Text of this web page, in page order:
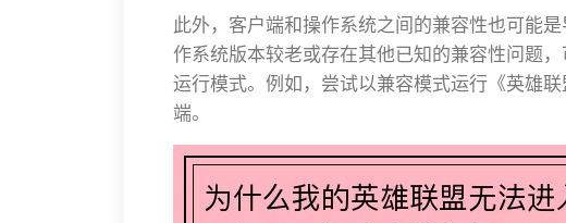
此外，客户端和操作系统之间的兼容性也可能
作系统版本较老或存在其他已知的兼容性问题
运行模式。例如，尝试以兼容模式运行《英雄
端。